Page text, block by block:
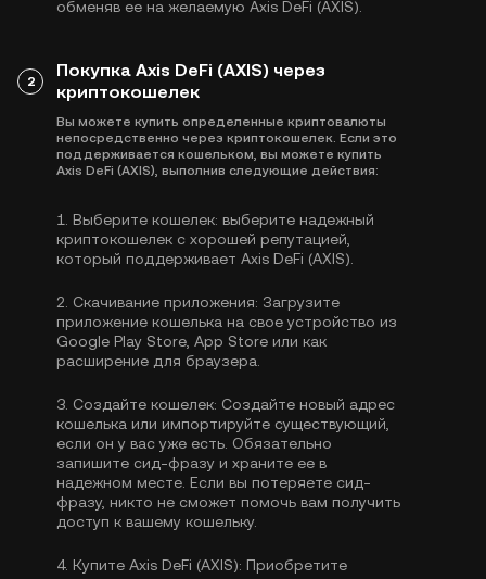
обменяв ее на желаемую Axis DeFi (AXIS).
2
Покупка Axis DeFi (AXIS) через
криптокошелек
Вы можете купить определенные криптовалюты
непосредственно через криптокошелек. Если это
поддерживается кошельком, вы можете купить
Axis DeFi (AXIS), выполнив следующие действия:
1. Выберите кошелек: выберите надежный
криптокошелек с хорошей репутацией,
который поддерживает Axis DeFi (AXIS).
2. Скачивание приложения: Загрузите
приложение кошелька на свое устройство из
Google Play Store, App Store или как
расширение для браузера.
3. Создайте кошелек: Создайте новый адрес
кошелька или импортируйте существующий,
если он у вас уже есть. Обязательно
запишите сид-фразу и храните ее в
надежном месте. Если вы потеряете сид-
фразу, никто не сможет помочь вам получить
доступ к вашему кошельку.
4. Купите Axis DeFi (AXIS): Приобретите